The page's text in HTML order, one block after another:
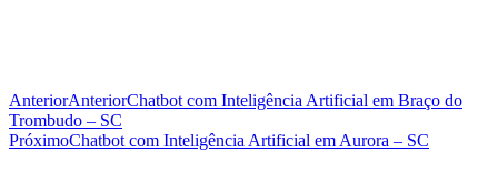
AnteriorAnteriorChatbot com Inteligência Artificial em Braço do
Trombudo – SC
PróximoChatbot com Inteligência Artificial em Aurora – SC